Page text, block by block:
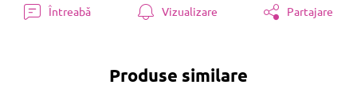
Întreabă Vizualizare Partajare
Produse similare